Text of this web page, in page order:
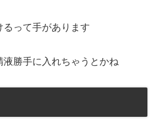
って手があります
勝手に入れちゃうとかね